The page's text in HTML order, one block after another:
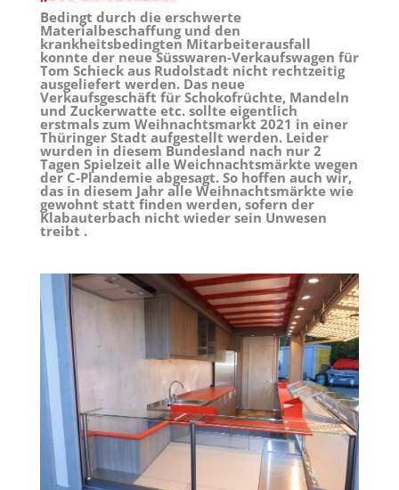
Bedingt durch die erschwerte
Materialbeschaffung und den
krankheitsbedingten Mitarbeiterausfall
konnte der neue Süsswaren-Verkaufswagen für
Tom Schieck aus Rudolstadt nicht rechtzeitig
ausgeliefert werden. Das neue
Verkaufsgeschäft für Schokofrüchte, Mandeln
und Zuckerwatte etc. sollte eigentlich
erstmals zum Weihnachtsmarkt 2021 in einer
Thüringer Stadt aufgestellt werden. Leider
wurden in diesem Bundesland nach nur 2
Tagen Spielzeit alle Weichnachtsmärkte wegen
der C-Plandemie abgesagt. So hoffen auch wir,
das in diesem Jahr alle Weihnachtsmärkte wie
gewohnt statt finden werden, sofern der
Klabauterbach nicht wieder sein Unwesen
treibt .